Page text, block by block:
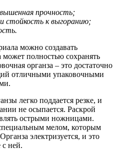
прочность;
стойкость к выгоранию;
можно создавать
полностью сохранять
органза – это достаточно
отличными упаковочными
легко поддается резке, и
не осыпается. Раскрой
острыми ножницами.
мелом, которым
электризуется, и это
с ней.